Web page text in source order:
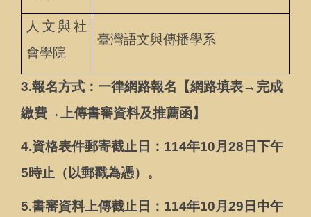
人文與社
會學院
臺灣語文與傳播學系
3.報名方式：一律網路報名【網路填表→完成
繳費→上傳書審資料及推薦函】
4.資格表件郵寄截止日：114年10月28日下午
5時止（以郵戳為憑）。
5.書審資料上傳截止日：114年10月29日中午